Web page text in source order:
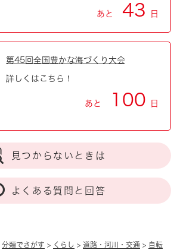
分類でさがす > くらし > 道路・河川・交通 > 自転
あと 43 日
第45回全国豊かな海づくり大会
詳しくはこちら！
あと 100 日
見つからないときは
よくある質問と回答